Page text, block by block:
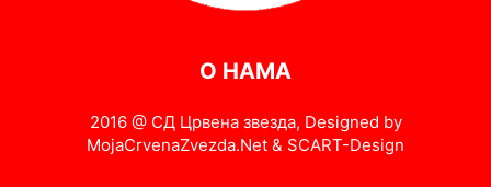
О НАМА
2016 @ СД Црвена звезда, Designed by
MojaCrvenaZvezda.Net & SCART-Design